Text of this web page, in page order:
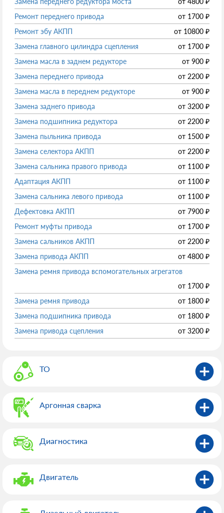
Ремонт переднего привода
от 1700 ₽
Ремонт эбу АКПП
от 10800 ₽
Замена главного цилиндра сцепления
от 1700 ₽
Замена масла в заднем редукторе
от 900 ₽
Замена переднего привода
от 2200 ₽
Замена масла в переднем редукторе
от 900 ₽
Замена заднего привода
от 3200 ₽
Замена подшипника редуктора
от 2200 ₽
Замена пыльника привода
от 1500 ₽
Замена селектора АКПП
от 2200 ₽
Замена сальника правого привода
от 1100 ₽
Адаптация АКПП
от 1100 ₽
Замена сальника левого привода
от 1100 ₽
Дефектовка АКПП
от 7900 ₽
Ремонт муфты привода
от 1700 ₽
Замена сальников АКПП
от 2200 ₽
Замена привода АКПП
от 4800 ₽
Замена ремня привода вспомогательных агрегатов
от 1700 ₽
Замена ремня привода
от 1800 ₽
Замена подшипника привода
от 1800 ₽
Замена привода сцепления
от 3200 ₽
ТО
Аргонная сварка
Диагностика
Двигатель